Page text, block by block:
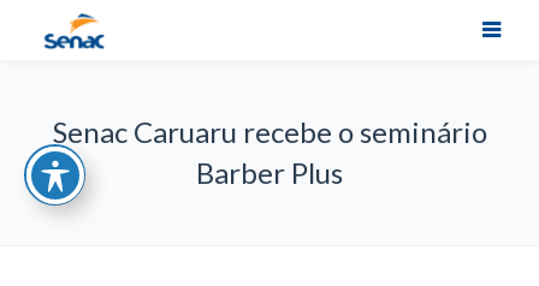
Senac Caruaru recebe o seminário
Barber Plus